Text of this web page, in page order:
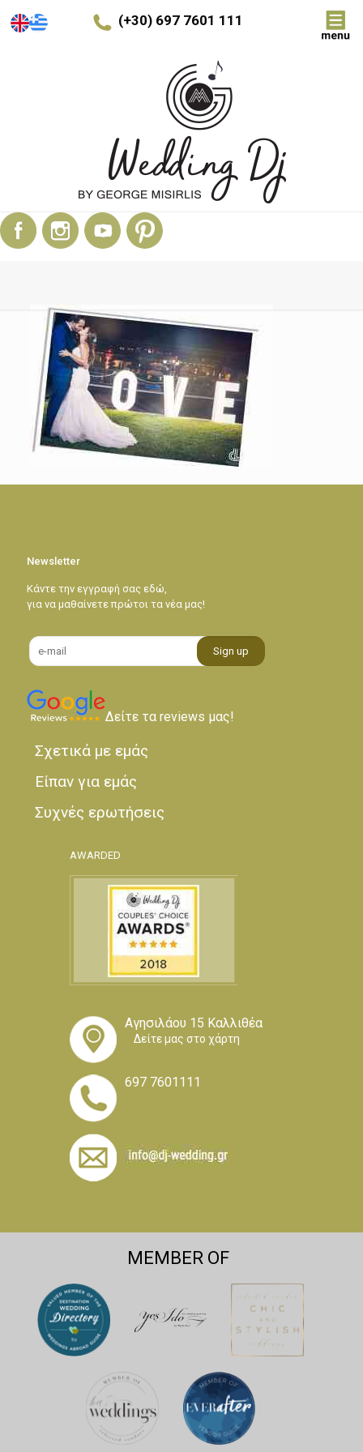
(+30) 697 7601 111
Newsletter
Κάντε την εγγραφή σας εδώ,
για να μαθαίνετε πρώτοι τα νέα μας!
Δείτε τα reviews μας!
Σχετικά με εμάς
Είπαν για εμάς
Συχνές ερωτήσεις
AWARDED
Αγησιλάου 15 Καλλιθέα
Δείτε μας στο χάρτη
697 7601111
MEMBER OF